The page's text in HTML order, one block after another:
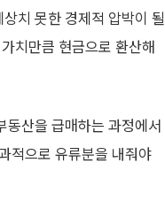
치 못한 경제적 압박이 될
치만큼 현금으로 환산해
산을 급매하는 과정에서
적으로 유류분을 내줘야